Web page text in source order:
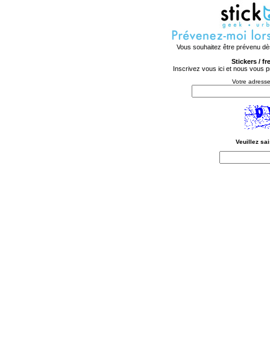
Vous souhaitez être prévenu
Stickers /
Inscrivez vous ici et nous vous
Votre
Veuillez